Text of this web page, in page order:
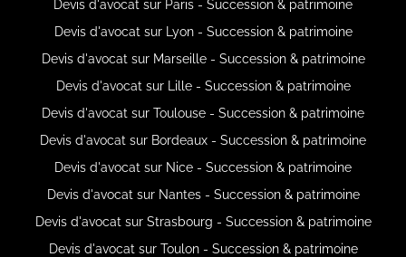
Devis d'avocat sur Paris - Succession & patrimoine
Devis d'avocat sur Lyon - Succession & patrimoine
Devis d'avocat sur Marseille - Succession & patrimoine
Devis d'avocat sur Lille - Succession & patrimoine
Devis d'avocat sur Toulouse - Succession & patrimoine
Devis d'avocat sur Bordeaux - Succession & patrimoine
Devis d'avocat sur Nice - Succession & patrimoine
Devis d'avocat sur Nantes - Succession & patrimoine
Devis d'avocat sur Strasbourg - Succession & patrimoine
Devis d'avocat sur Toulon - Succession & patrimoine